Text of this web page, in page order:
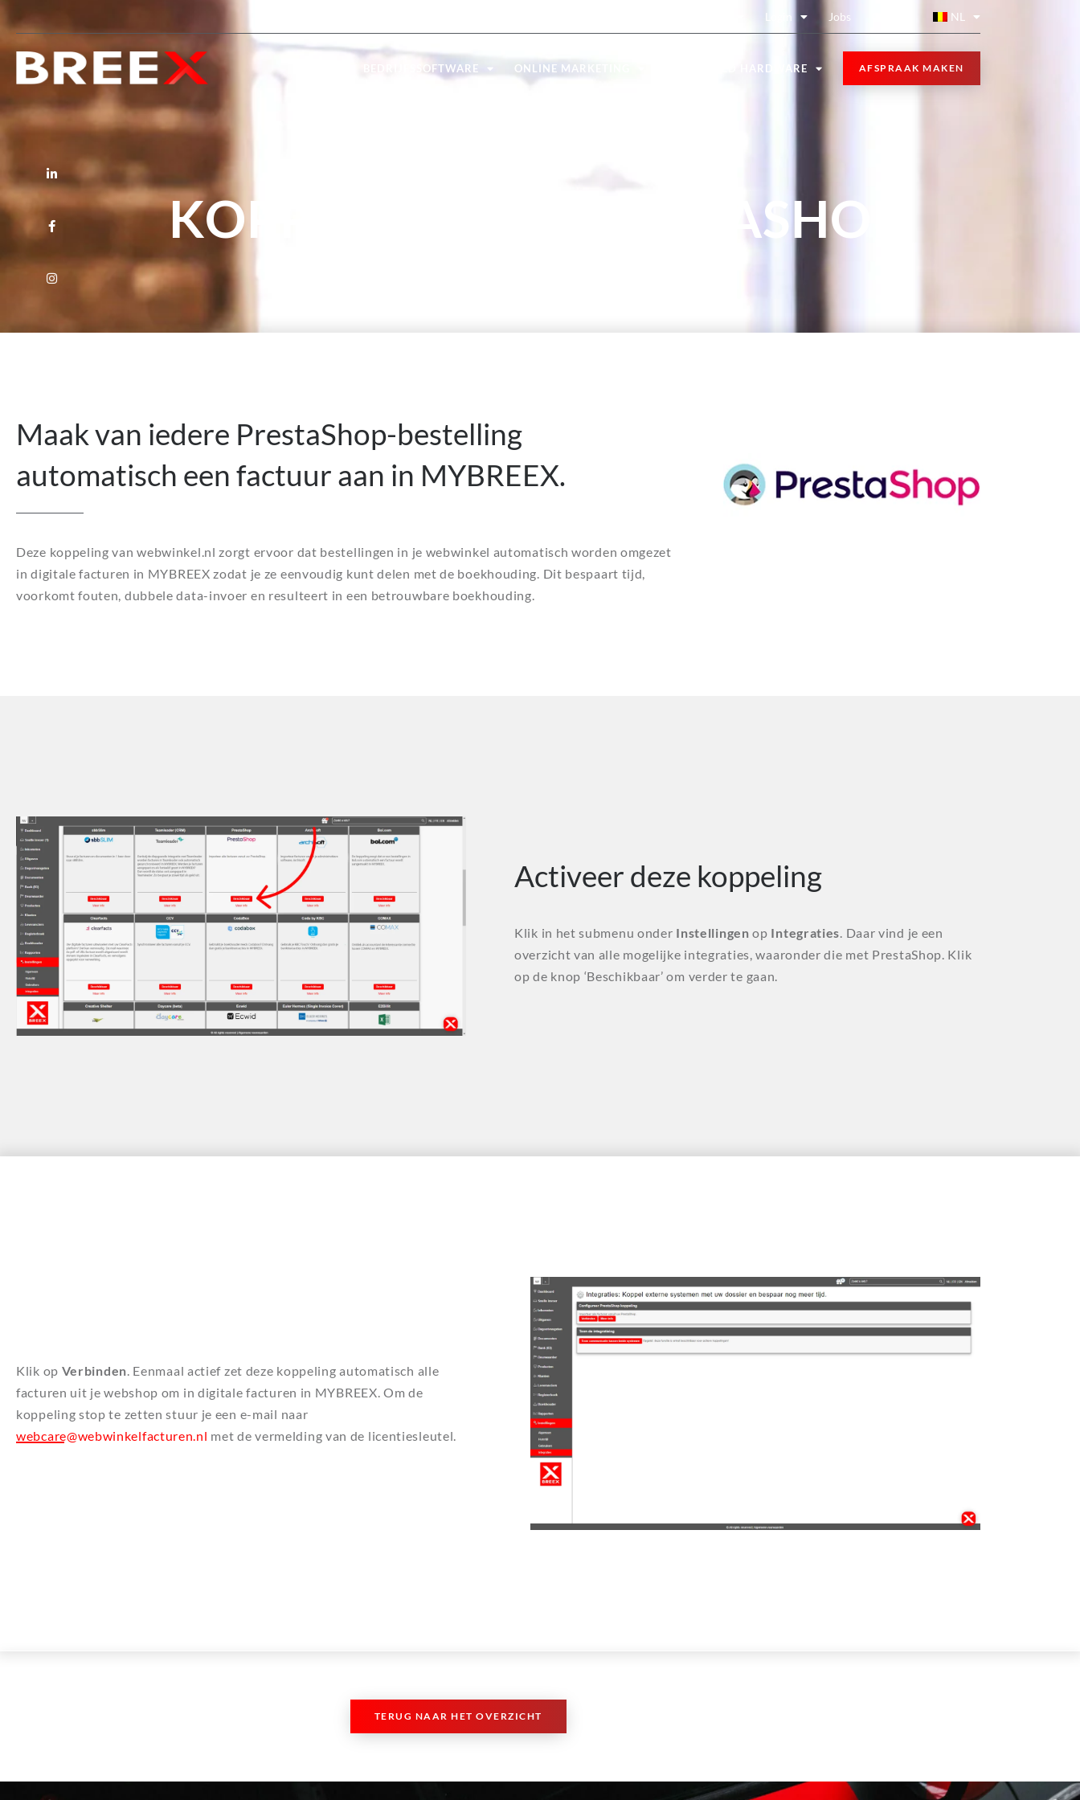
Jobs NL
BEDRIJFSSOFTWARE ONLINE MARKETING CONNECTED HARDWARE AFSPRAAK MAKEN
KOPPELEN MET PRESTASHOP
Maak van iedere PrestaShop-bestelling
automatisch een factuur aan in MYBREEX.
Deze koppeling van webwinkel.nl zorgt ervoor dat bestellingen in je webwinkel automatisch worden omgezet
in digitale facturen in MYBREEX zodat je ze eenvoudig kunt delen met de boekhouding. Dit bespaart tijd,
voorkomt fouten, dubbele data-invoer en resulteert in een betrouwbare boekhouding.
Activeer deze koppeling
Klik in het submenu onder Instellingen op Integraties. Daar vind je een
overzicht van alle mogelijke integraties, waaronder die met PrestaShop. Klik
op de knop ‘Beschikbaar’ om verder te gaan.
Klik op Verbinden. Eenmaal actief zet deze koppeling automatisch alle
facturen uit je webshop om in digitale facturen in MYBREEX. Om de
koppeling stop te zetten stuur je een e-mail naar
webcare@webwinkelfacturen.nl met de vermelding van de licentiesleutel.
TERUG NAAR HET OVERZICHT